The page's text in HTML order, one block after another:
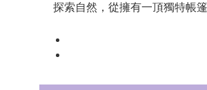
探索自然，從擁有一頂獨特帳